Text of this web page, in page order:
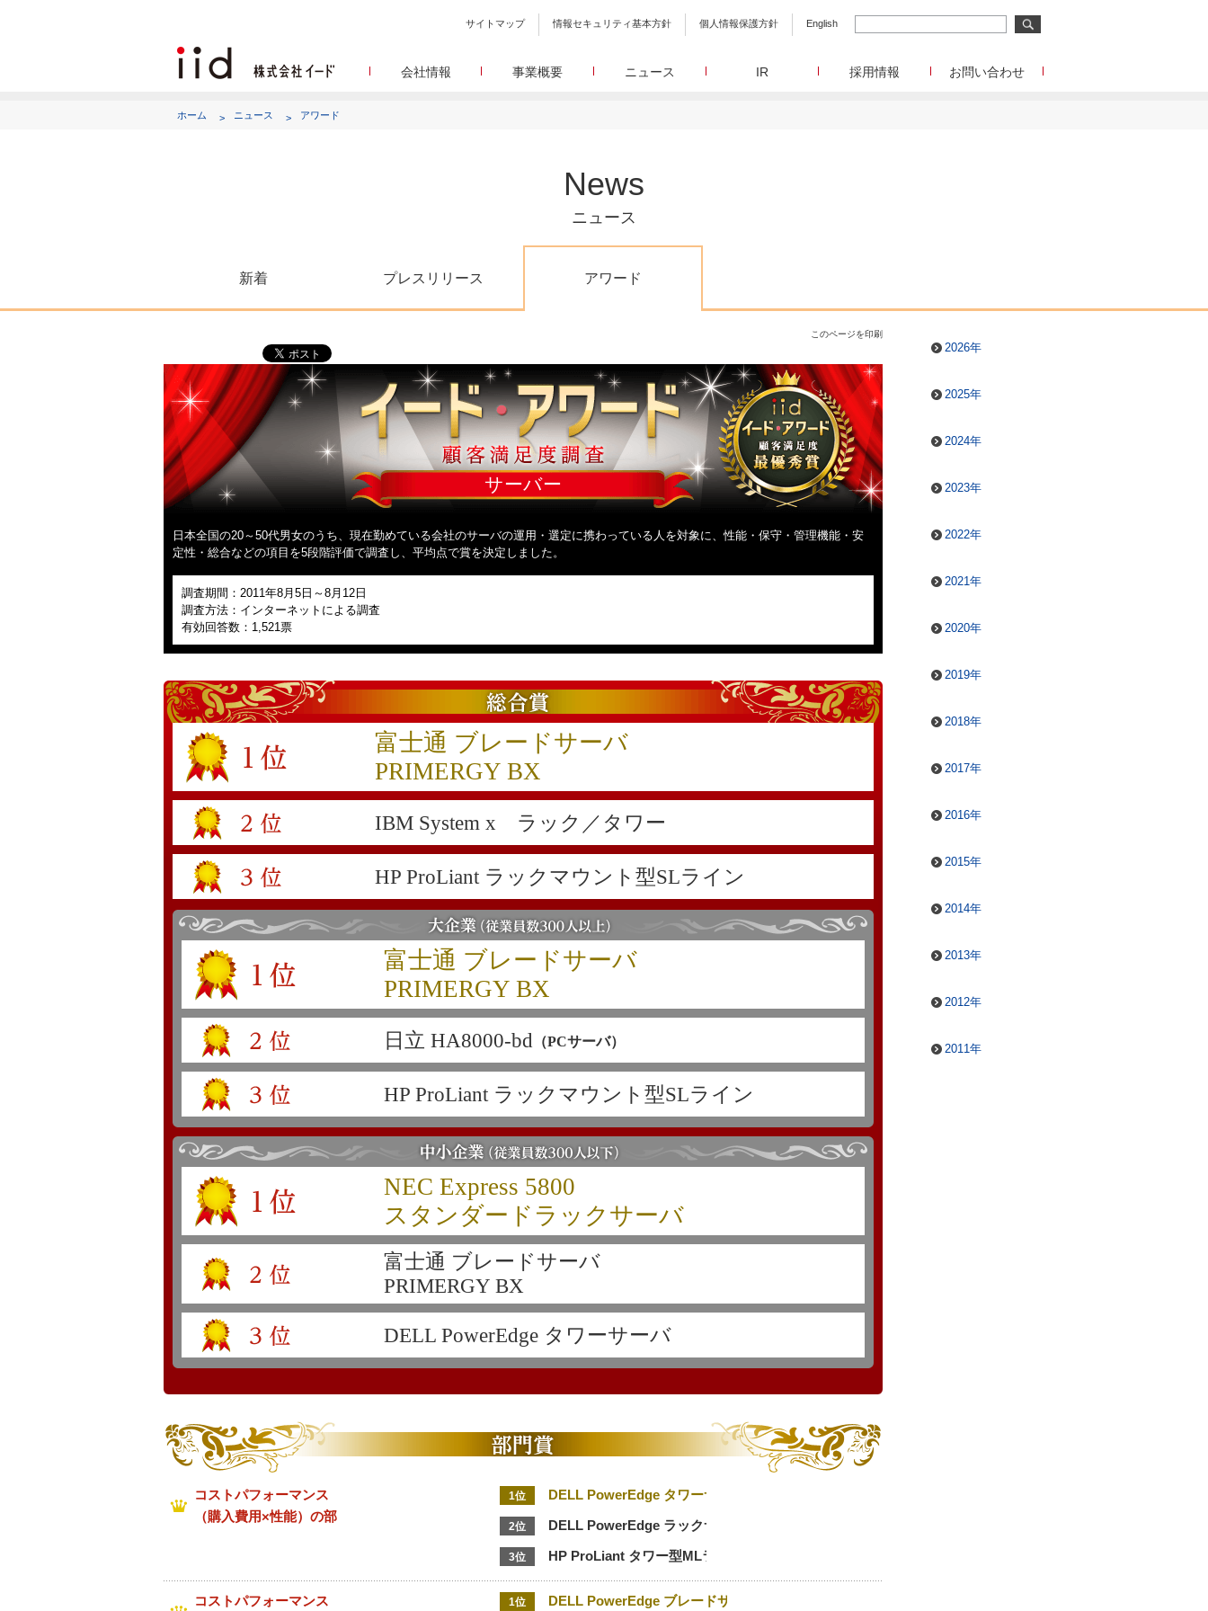
サイトマップ 情報セキュリティ基本方針 個人情報保護方針 English
会社情報
イードのこれまでの歩み
グループ会社 イードのグループ会社のご紹介
アクセス
事業概要
によって、マーケッティングの課題解決を支援します。
EC事業者向けにショップ運営ASPシステムを提供しています。
ニュース IR 採用情報 お問い合わせ
広報、IR、事業提携等に関するお問合せ
ホーム ニュース アワード
News
ニュース
新着 プレスリリース アワード
このページを印刷
サーバー
日本全国の20～50代男女のうち、現在勤めている会社のサーバの運用・選定に携わっている人を対象に、性能・保守・管理機能・安
定性・総合などの項目を5段階評価で調査し、平均点で賞を決定しました。
調査期間：2011年8月5日～8月12日
調査方法：インターネットによる調査
有効回答数：1,521票
富士通 ブレードサーバ
PRIMERGY BX
IBM System x ラック／タワー
HP ProLiant ラックマウント型SLライン
富士通 ブレードサーバ
PRIMERGY BX
日立 HA8000-bd （PCサーバ）
HP ProLiant ラックマウント型SLライン
NEC Express 5800
スタンダードラックサーバ
富士通 ブレードサーバ
PRIMERGY BX
DELL PowerEdge タワーサーバ
コストパフォーマンス
（購入費用×性能）の部
1位 DELL PowerEdge タワーサーバ
2位 DELL PowerEdge ラックサーバ
3位 HP ProLiant タワー型MLライン
コストパフォーマンス
1位 DELL PowerEdge ブレードサーバ
2026年
2025年
2024年
2023年
2022年
2021年
2020年
2019年
2018年
2017年
2016年
2015年
2014年
2013年
2012年
2011年